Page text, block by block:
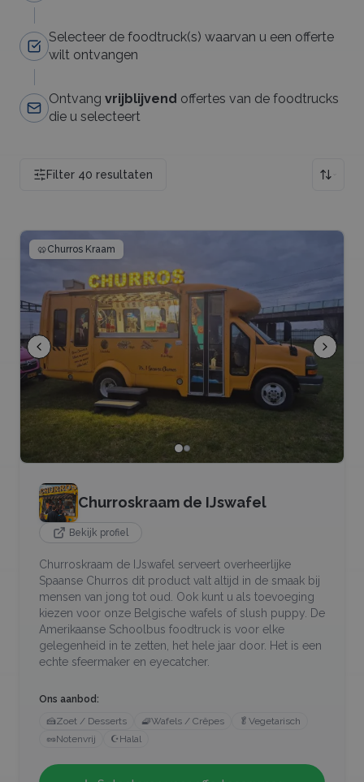
Selecteer de foodtruck(s) waarvan u een offerte
wilt ontvangen
Ontvang vrijblijvend offertes van de foodtrucks
die u selecteert
Filter 40 resultaten
🥨Churros Kraam
Churroskraam de IJswafel
Bekijk profiel
Churroskraam de IJswafel serveert overheerlijke
Spaanse Churros dit product valt altijd in de smaak bij
mensen van jong tot oud. Ook kunt u als toevoeging
kiezen voor onze Belgische wafels of slush puppy. De
Amerikaanse Schoolbus foodtruck is voor elke
gelegenheid in te zetten, het hele jaar door. Het is een
echte sfeermaker en eyecatcher.
Ons aanbod:
🍰Zoet / Desserts 🧇Wafels / Crêpes 🥬 Vegetarisch
🥜Notenvrij ☪️ Halal